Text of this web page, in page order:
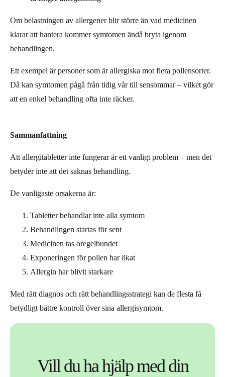
Om belastningen av allergener blir större än vad medicinen
klarar att hantera kommer symtomen ändå bryta igenom
behandlingen.
Ett exempel är personer som är allergiska mot flera pollensorter.
Då kan symtomen pågå från tidig vår till sensommar – vilket gör
att en enkel behandling ofta inte räcker.
Sammanfattning
Att allergitabletter inte fungerar är ett vanligt problem – men det
betyder inte att det saknas behandling.
De vanligaste orsakerna är:
Tabletter behandlar inte alla symtom
Behandlingen startas för sent
Medicinen tas oregelbundet
Exponeringen för pollen har ökat
Allergin har blivit starkare
Med rätt diagnos och rätt behandlingsstrategi kan de flesta få
betydligt bättre kontroll över sina allergisymtom.
Vill du ha hjälp med din